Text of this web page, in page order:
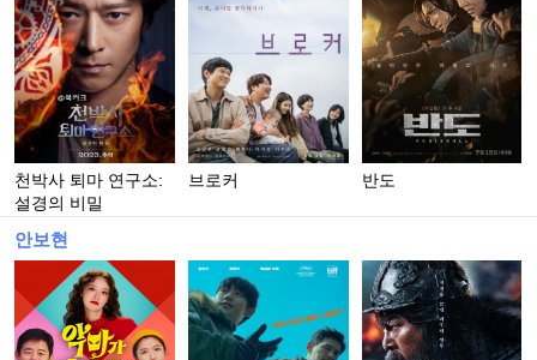
천박사 퇴마 연구소:
설경의 비밀
브로커 반도
안보현